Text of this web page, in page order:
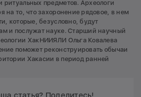
ритуальных предметов. Археологи
на то, что захоронение рядовое, в нем
которые, безусловно, будут
и послужат науке. Старший научный
ХакНИИЯЛИ Ольга Ковалева
поможет реконструировать обычаи
Хакасии в период ранней